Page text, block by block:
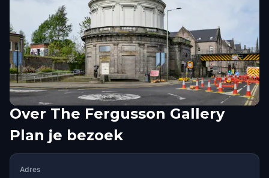
Over The Fergusson Gallery
Plan je bezoek
Adres